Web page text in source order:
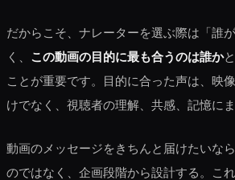
だからこそ、ナレーターを選ぶ際は「誰
く、 この動画の目的に最も合うのは誰か
ことが重要です。目的に合った声は、映
けでなく、視聴者の理解、共感、記憶に
動画のメッセージをきちんと届けたいな
のではなく、企画段階から設計する。こ